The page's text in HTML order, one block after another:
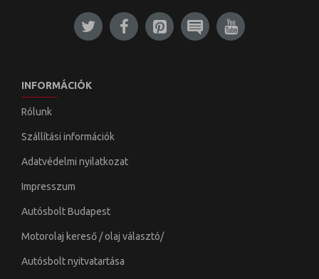
INFORMÁCIÓK
Rólunk
Szállítási információk
Adatvédelmi nyilatkozat
Impresszum
Autósbolt Budapest
Motorolaj kereső / olaj választó/
Autósbolt nyitvatartása